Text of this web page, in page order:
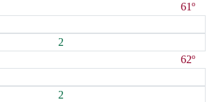
61º
2
62º
2